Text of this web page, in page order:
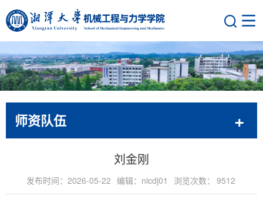
师资队伍
刘金刚
发布时间：2026-05-22 编辑：nicdj01 浏览次数： 9512